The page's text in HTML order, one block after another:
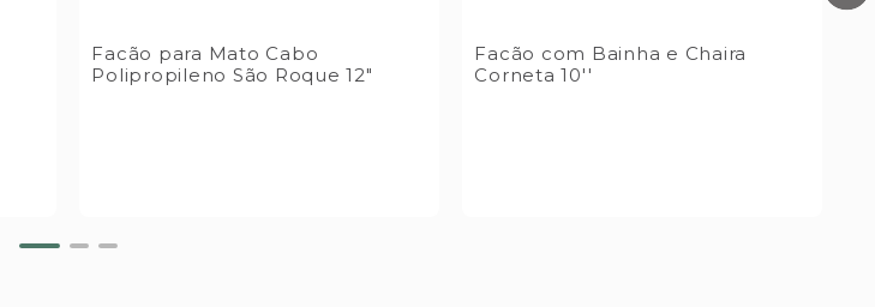
Facão para Mato Cabo
Polipropileno São Roque 12"
Facão com Bainha e Chaira
Corneta 10''